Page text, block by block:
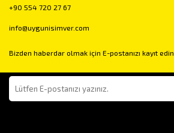
+90 554 720 27 67
info@uygunisimver.com
Bizden haberdar olmak için E-postanızı kayıt edin